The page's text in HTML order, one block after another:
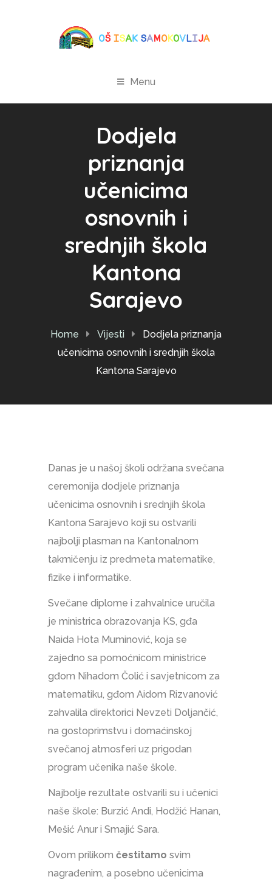
Menu
Dodjela
priznanja
učenicima
osnovnih i
srednjih škola
Kantona
Sarajevo
Home Vijesti
Dodjela priznanja
učenicima osnovnih i srednjih škola
Kantona Sarajevo
Danas je u našoj školi održana svečana
ceremonija dodjele priznanja
učenicima osnovnih i srednjih škola
Kantona Sarajevo koji su ostvarili
najbolji plasman na Kantonalnom
takmičenju iz predmeta matematike,
fizike i informatike.
Svečane diplome i zahvalnice uručila
je ministrica obrazovanja KS, gđa
Naida Hota Muminović, koja se
zajedno sa pomoćnicom ministrice
gđom Nihadom Čolić i savjetnicom za
matematiku, gđom Aidom Rizvanović
zahvalila direktorici Nevzeti Doljančić,
na gostoprimstvu i domaćinskoj
svečanoj atmosferi uz prigodan
program učenika naše škole.
Najbolje rezultate ostvarili su i učenici
naše škole: Burzić Andi, Hodžić Hanan,
Mešić Anur i Smajić Sara.
Ovom prilikom čestitamo svim
nagrađenim, a posebno učenicima